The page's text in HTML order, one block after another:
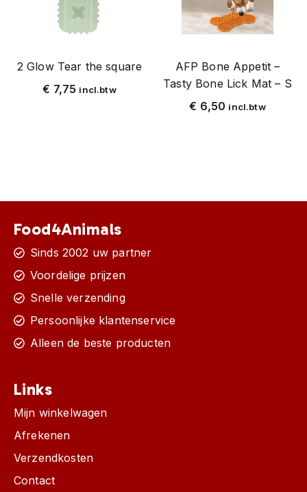
2 Glow Tear the square
€ 7,75 incl.btw
AFP Bone Appetit –
Tasty Bone Lick Mat – S
€ 6,50 incl.btw
Food4Animals
Sinds 2002 uw partner
Voordelige prijzen
Snelle verzending
Persoonlijke klantenservice
Alleen de beste producten
Links
Mijn winkelwagen
Afrekenen
Verzendkosten
Contact